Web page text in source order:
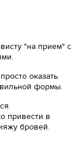
"на прием" с
оказать
формы.
привести в
бровей.